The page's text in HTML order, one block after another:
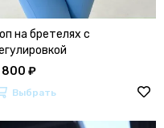
на бретелях с
800 ₽
Выбрать